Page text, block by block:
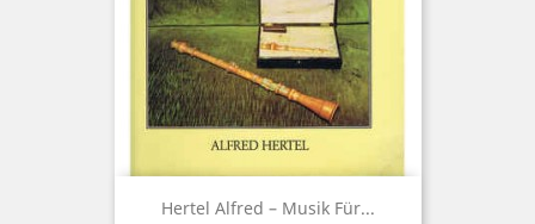
Hertel Alfred ‎– Musik Für...